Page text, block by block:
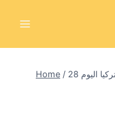
Home / سعر الذهب في تركيا اليوم 28